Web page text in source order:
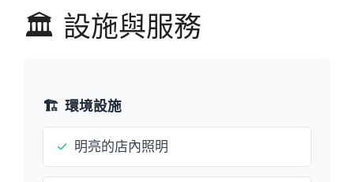
🏛️ 設施與服務
🏗️ 環境設施
✓ 明亮的店內照明